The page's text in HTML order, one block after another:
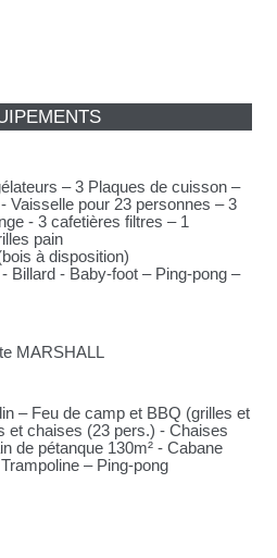
– 3 Plaques de cuisson –
Vaisselle pour 23 personnes – 3
- 3 cafetières filtres – 1
pain
à disposition)
Billard - Baby-foot – Ping-pong –
MARSHALL
– Feu de camp et BBQ (grilles et
et chaises (23 pers.) - Chaises
de pétanque 130m² - Cabane
– Ping-pong